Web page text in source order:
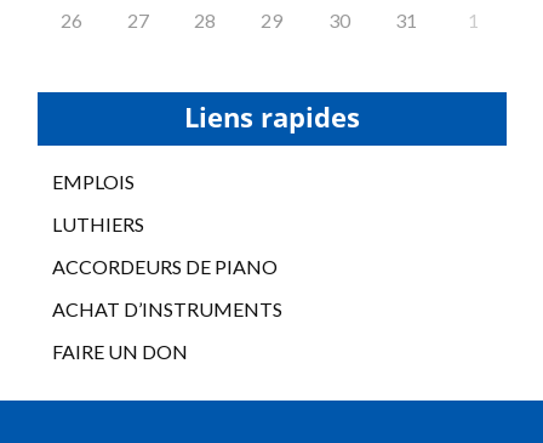
26 27 28 29 30 31 1
Liens rapides
EMPLOIS
LUTHIERS
ACCORDEURS DE PIANO
ACHAT D’INSTRUMENTS
FAIRE UN DON